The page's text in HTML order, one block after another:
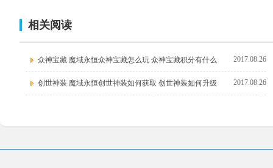
相关阅读
众神宝藏 魔域永恒众神宝藏怎么玩 众神宝藏积分有什么 2017.08.26
创世神装 魔域永恒创世神装如何获取 创世神装如何升级 2017.08.26